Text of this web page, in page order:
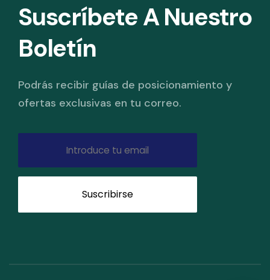
Suscríbete A Nuestro
Boletín
Podrás recibir guías de posicionamiento y
ofertas exclusivas en tu correo.
Suscribirse